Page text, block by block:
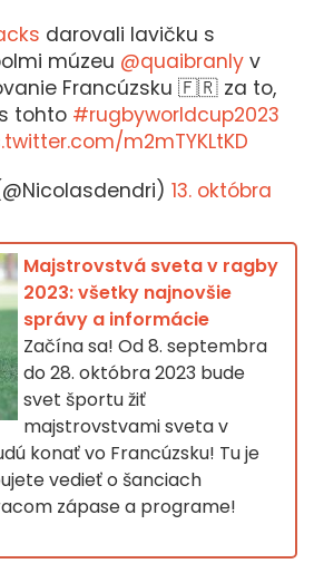
darovali lavičku s
múzeu @quaibranly v
Francúzsku 🇫🇷 za to,
tohto #rugbyworldcup2023
m2mTYKLtKD
13. októbra
Majstrovstvá sveta v ragby
2023: všetky najnovšie
správy a informácie
Začína sa! Od 8. septembra
do 28. októbra 2023 bude
svet športu žiť
majstrovstvami sveta v
konať vo Francúzsku! Tu je
vedieť o šanciach
zápase a programe!